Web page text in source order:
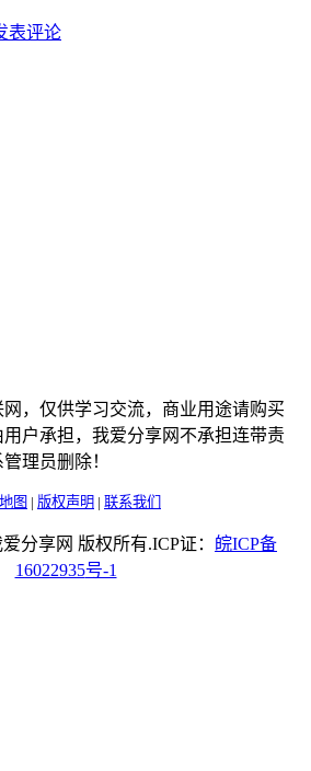
表评论
，仅供学习交流，商业用途请购买
户承担，我爱分享网不承担连带责
理员删除！
图 | 版权声明 | 联系我们
分享网 版权所有.ICP证： 皖ICP备
16022935号-1